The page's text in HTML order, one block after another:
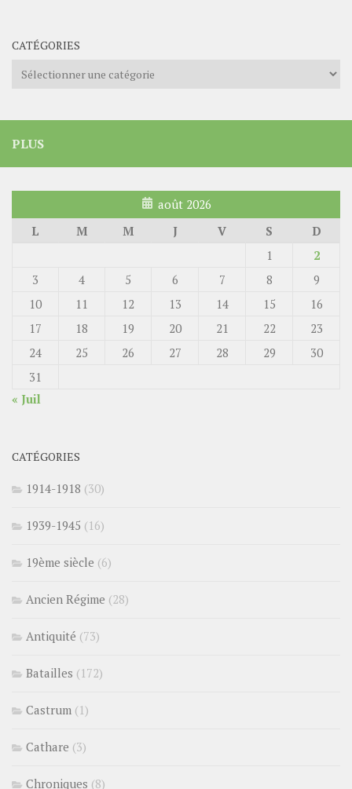
CATÉGORIES
Catégories
PLUS
août 2026
L
M M J V S
D
1
2
3
4 5 6 7 8
9
10
11 12 13 14 15
16
17
18 19 20 21 22
23
24
25 26 27 28 29
30
31
« Juil
CATÉGORIES
1914-1918 (30)
1939-1945 (16)
19ème siècle (6)
Ancien Régime (28)
Antiquité (73)
Batailles (172)
Castrum (1)
Cathare (3)
Chroniques (8)